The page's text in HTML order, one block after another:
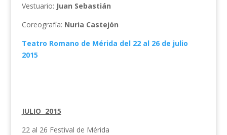
Vestuario: Juan Sebastián
Coreografía: Nuria Castejón
Teatro Romano de Mérida del 22 al 26 de julio
2015
JULIO 2015
22 al 26 Festival de Mérida